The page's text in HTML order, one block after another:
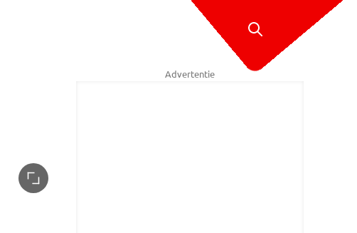
Advertentie